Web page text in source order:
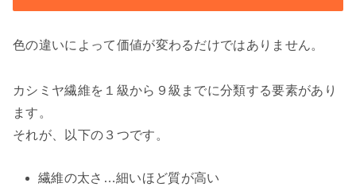
色の違いによって価値が変わるだけではありません。
カシミヤ繊維を１級から９級までに分類する要素があり
ます。
それが、以下の３つです。
繊維の太さ…細いほど質が高い